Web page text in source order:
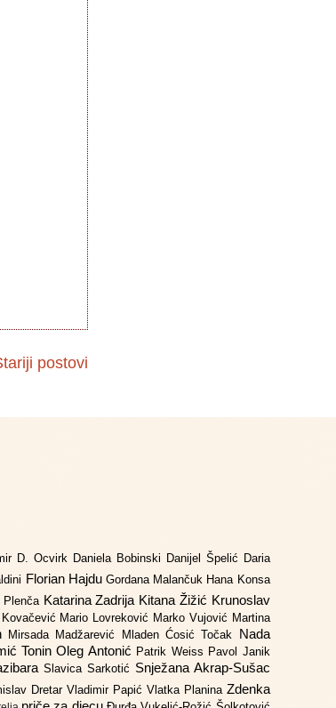
postovi
D. Ocvirk Daniela Bobinski Danijel Špelić Daria
Florian Hajdu Gordana Malančuk Hana Konsa
Plenča Katarina Zadrija Kitana Žižić Krunoslav
Kovačević Mario Lovreković Marko Vujović Martina
Mirsada Madžarević Mladen Ćosić Točak Nada
ToninOleg Antonić Patrik Weiss Pavol Janik
Slavica Sarkotić Snježana Akrap-Sušac
Dretar Vladimir Papić Vlatka Planina Zdenka